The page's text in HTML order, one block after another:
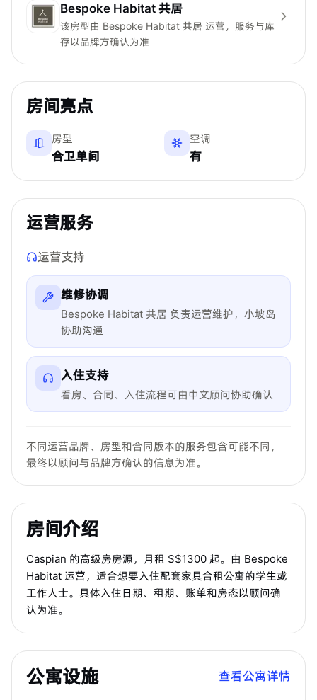
Bespoke Habitat 共居
该房型由 Bespoke Habitat 共居 运营，服务与库
存以品牌方确认为准
房间亮点
房型
合卫单间
空调
有
运营服务
运营支持
维修协调
Bespoke Habitat 共居 负责运营维护，小坡岛
协助沟通
入住支持
看房、合同、入住流程可由中文顾问协助确认
不同运营品牌、房型和合同版本的服务包含可能不同，
最终以顾问与品牌方确认的信息为准。
房间介绍
Caspian 的高级房房源，月租 S$1300 起。由 Bespoke
Habitat 运营，适合想要入住配套家具合租公寓的学生或
工作人士。具体入住日期、租期、账单和房态以顾问确
认为准。
公寓设施 查看公寓详情